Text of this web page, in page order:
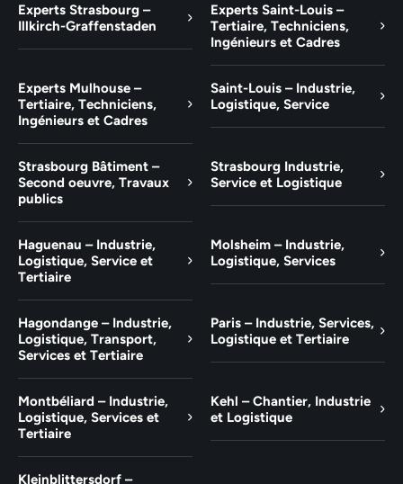
Experts Strasbourg –
Illkirch-Graffenstaden
Experts Saint-Louis –
Tertiaire, Techniciens,
Ingénieurs et Cadres
Experts Mulhouse –
Tertiaire, Techniciens,
Ingénieurs et Cadres
Saint-Louis – Industrie,
Logistique, Service
Strasbourg Bâtiment –
Second oeuvre, Travaux
publics
Strasbourg Industrie,
Service et Logistique
Haguenau – Industrie,
Logistique, Service et
Tertiaire
Molsheim – Industrie,
Logistique, Services
Hagondange – Industrie,
Logistique, Transport,
Services et Tertiaire
Paris – Industrie, Services,
Logistique et Tertiaire
Montbéliard – Industrie,
Logistique, Services et
Tertiaire
Kehl – Chantier, Industrie
et Logistique
Kleinblittersdorf –